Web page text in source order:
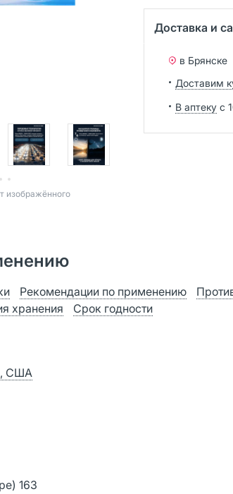
изображённого
Доставка и
в Брянске
Доставим
В аптеку с
Рекомендации по применению
хранения Срок годности
США
163